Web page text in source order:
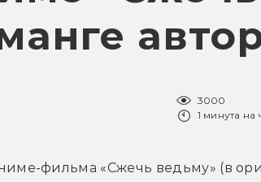
3000
1 минута на
фильма «Сжечь ведьму» (в